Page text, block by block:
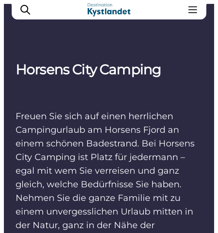
Unterkünfte
Camping
Horsens City Camping
Freuen Sie sich auf einen herrlichen
Campingurlaub am Horsens Fjord an
einem schönen Badestrand. Bei Horsens
City Camping ist Platz für jedermann –
egal mit wem Sie verreisen und ganz
gleich, welche Bedürfnisse Sie haben.
Nehmen Sie die ganze Familie mit zu
einem unvergesslichen Urlaub mitten in
der Natur, ganz in der Nähe der